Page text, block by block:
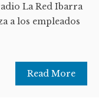
La Red Ibarra
a los empleados
Read More